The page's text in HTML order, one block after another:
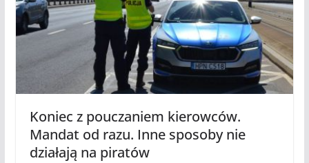
Koniec z pouczaniem kierowców.
Mandat od razu. Inne sposoby nie
działają na piratów